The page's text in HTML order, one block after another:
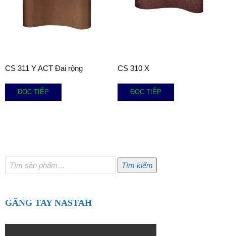
CS 311 Y ACT Đai rộng
ĐỌC TIẾP
CS 310 X
ĐỌC TIẾP
Tìm
kiếm:
Tìm kiếm
GĂNG TAY NASTAH